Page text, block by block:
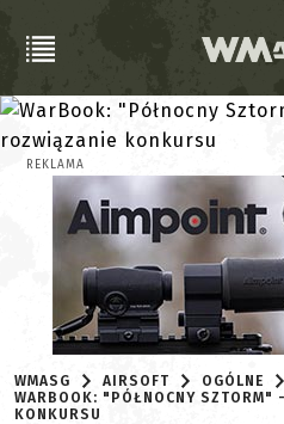
REKLAMA
WMASG AIRSOFT
OGÓLNE
WARBOOK: "PÓŁNOCNY SZTORM"
KONKURSU